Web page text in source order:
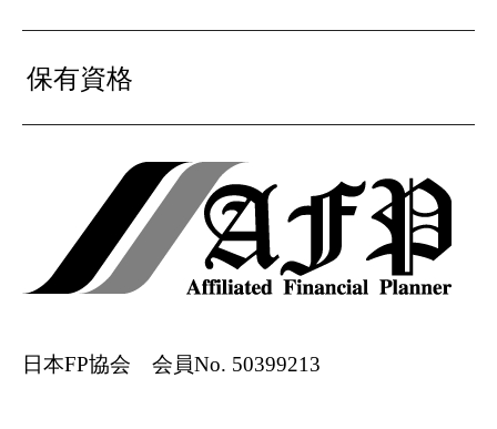
保有資格
日本FP協会 会員No. 50399213